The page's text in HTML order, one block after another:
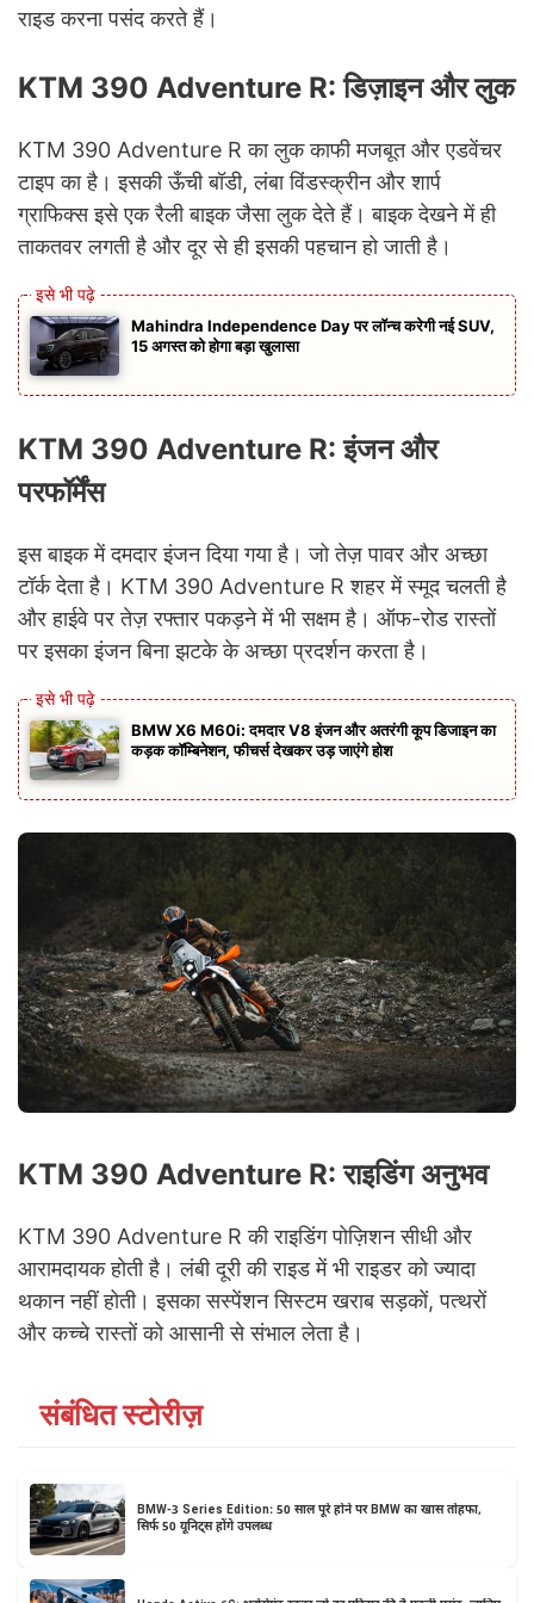
राइड करना पसंद करते हैं।
KTM 390 Adventure R: डिज़ाइन और लुक
KTM 390 Adventure R का लुक काफी मजबूत और एडवेंचर
टाइप का है। इसकी ऊँची बॉडी, लंबा विंडस्क्रीन और शार्प
ग्राफिक्स इसे एक रैली बाइक जैसा लुक देते हैं। बाइक देखने में ही
ताकतवर लगती है और दूर से ही इसकी पहचान हो जाती है।
Mahindra Independence Day पर लॉन्च करेगी नई SUV,
15 अगस्त को होगा बड़ा खुलासा
KTM 390 Adventure R: इंजन और
परफॉर्मेंस
इस बाइक में दमदार इंजन दिया गया है। जो तेज़ पावर और अच्छा
टॉर्क देता है। KTM 390 Adventure R शहर में स्मूद चलती है
और हाईवे पर तेज़ रफ्तार पकड़ने में भी सक्षम है। ऑफ-रोड रास्तों
पर इसका इंजन बिना झटके के अच्छा प्रदर्शन करता है।
BMW X6 M60i: दमदार V8 इंजन और अतरंगी कूप डिजाइन का
कड़क कॉम्बिनेशन, फीचर्स देखकर उड़ जाएंगे होश
KTM 390 Adventure R: राइडिंग अनुभव
KTM 390 Adventure R की राइडिंग पोज़िशन सीधी और
आरामदायक होती है। लंबी दूरी की राइड में भी राइडर को ज्यादा
थकान नहीं होती। इसका सस्पेंशन सिस्टम खराब सड़कों, पत्थरों
और कच्चे रास्तों को आसानी से संभाल लेता है।
संबंधित स्टोरीज़
BMW-3 Series Edition: 50 साल पूरे होने पर BMW का खास तोहफा,
सिर्फ 50 यूनिट्स होंगे उपलब्ध